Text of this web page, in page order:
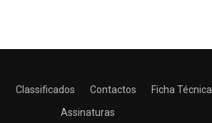
Classificados Contactos Ficha Técnica
Assinaturas